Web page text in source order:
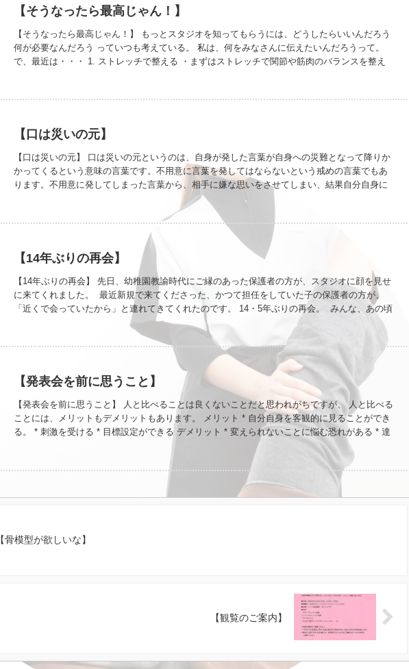
【そうなったら最高じゃん！】
【そうなったら最高じゃん！】 もっとスタジオを知ってもらうには、どうしたらいいんだろう
何が必要なんだろう っていつも考えている。 私は、何をみなさんに伝えたいんだろうって。
で、最近は・・・ 1. ストレッチで整える ・まずはストレッチで関節や筋肉のバランスを整え
かすことで、自然と全身運動に。 ・ペアダンスだから相手とのコミュニケーションもあり、脳
康に ・「整える＋動かす」を繰り返すことで、からだが少しずつ変化。 ・姿勢・歩き方が変わ
り、見た目も若々しく。 ・ダンスの楽しさが続ける力になるので、自然と健康習慣が身につ
く。 ・からだだけでなく、人と関わることで心も元気に。
【口は災いの元】
【口は災いの元】 口は災いの元というのは、自身が発した言葉が自身への災難となって降りか
かってくるという意味の言葉です。不用意に言葉を発してはならないという戒めの言葉でもあ
ります。不用意に発してしまった言葉から、相手に嫌な思いをさせてしまい、結果自分自身に
戻って来てしまう…なんて経験は少なからず誰でもあるのかなって思います。 この言葉の由来
となっているのは、古今事分類集に記載されている「口は是れ禍の角、下は是れ身を切るの刀
なり」という言葉が元になっています。この言葉の意味は、「迂闊なことを言うと禍が起き
る、下は槍よりも多く身を傷つける」という内容になります。 思ったことが直ぐ口に出てしま
う私は、「言わなきゃ良かった」と思うことが多々あります。 皆さんにもご迷惑をかけている
のではないかと思っています。 情け無いほどなかなか成長しなくて申し訳ないです。 言わない
と伝わらない… でも、不用意に伝えると災いになる。 必要なことを見極めて伝えるって、難し
いです。 日々努力ですね。
【14年ぶりの再会】
【14年ぶりの再会】 先日、幼稚園教諭時代にご縁のあった保護者の方が、スタジオに顔を見せ
に来てくれました。 最近新規で来てくださった、かつて担任をしていた子の保護者の方が、
「近くで会っていたから」と連れてきてくれたのです。 14・5年ぶりの再会。 みんな、あの頃
と変わらない笑顔でした。 私はきっと、保護者にとっては厳しい教師だったと思います。 子
どものことになると熱くなりすぎて、まっすぐ伝えすぎてしまうこともあったはずです。 で
も、あの頃の私にはすでに子どもが2人いました。 親としての毎日を過ごしながら、それでも
担任として預かった子どもたちにも本気で向き合っていた。 だからこそ、妥協ができなかった
のだと思います。 完璧だったとは思いません。 不器用だったかもしれない。 それでも、子ど
もたちの未来を思う気持ちだけは、誰にも負けないつもりでした。 それから年月が経ち、また
こうして会いに来てくれること。 あの時間が、決して間違いではなかったのだと、そっと背中
を押してもらえた気がしました。 時間を越えてつながっているご縁があること。 それは、本
当に幸せなことですね。
【発表会を前に思うこと】
【発表会を前に思うこと】 人と比べることは良くないことだと思われがちですが、 人と比べる
ことには、メリットもデメリットもあります。 メリット * 自分自身を客観的に見ることができ
る。 * 刺激を受ける * 目標設定ができる デメリット * 変えられないことに悩む恐れがある * 達
成感や満足感が得られにくくなる * 偏った見方をしてしまう メリットもあるから人と比べるこ
とは、悪いことではないんだけど、 人と比べるのはあくまでも自分に対してするものであっ
て、 他人を批判・評価するものではないってことを忘れてはいけないんだと思います。 人と比
べるのではなく * 自分の成し遂げたことに目を向ける * 他人を切磋琢磨する仲間だと認識する *
比べても意味がない事を理解する * 比較対象を過去の自分にする * 人と違って当たり前だと思
願っています。
【骨模型が欲しいな】
【観覧のご案内】